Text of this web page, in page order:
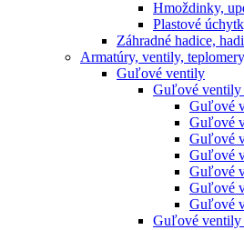
Hmoždinky,
Plastové
Záhradné hadice,
Armatúry, ventily,
Guľové ventily
Guľové ventily
Guľové
Guľové
Guľové
Guľové
Guľové
Guľové
Guľové
Guľové ventily